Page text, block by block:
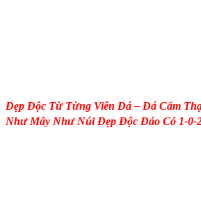
Đẹp Độc Từ Từng Viên Đá – Đá Cẩm
Như Mây Như Núi Đẹp Độc Đáo Có 1-0-